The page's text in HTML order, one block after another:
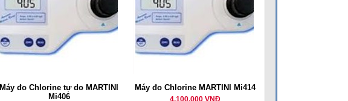
Máy đo Chlorine tự do MARTINI
Mi406
Máy đo Chlorine MARTINI Mi414
4,100,000 VNĐ